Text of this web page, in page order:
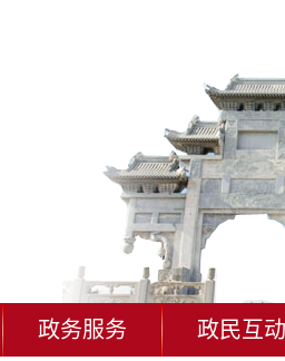
政务服务 政民互动